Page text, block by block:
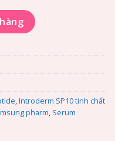
120ml [Nhập khẩu Hàn
,Introderm SP10 tinh chất
pharm, Serum